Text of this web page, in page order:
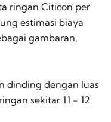
ringan Citicon per
estimasi biaya
gambaran,
dinding dengan luas
sekitar 11 - 12